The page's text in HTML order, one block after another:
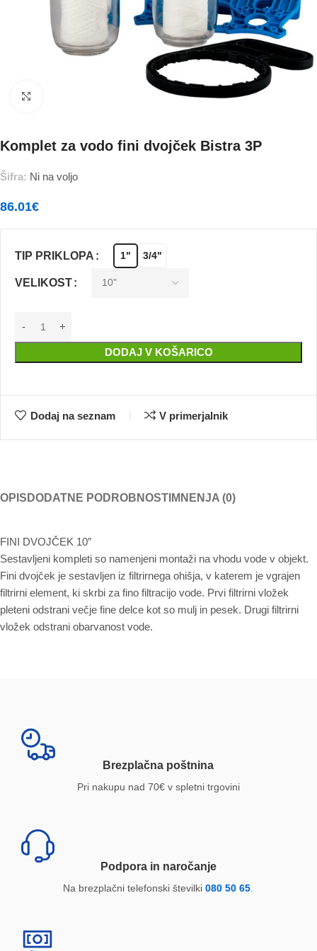
Komplet za vodo fini dvojček Bistra 3P
Šifra: Ni na voljo
86.01€
TIP PRIKLOPA 1" 3/4"
VELIKOST
DODAJ V KOŠARICO
Dodaj na seznam V primerjalnik
OPIS DODATNE PODROBNOSTI MNENJA (0)
FINI DVOJČEK 10″
Sestavljeni kompleti so namenjeni montaži na vhodu vode v objekt.
Fini dvojček je sestavljen iz filtrirnega ohišja, v katerem je vgrajen
filtrirni element, ki skrbi za fino filtracijo vode. Prvi filtrirni vložek
pleteni odstrani večje fine delce kot so mulj in pesek. Drugi filtrirni
vložek odstrani obarvanost vode.
Brezplačna poštnina
Pri nakupu nad 70€ v spletni trgovini
Podpora in naročanje
Na brezplačni telefonski številki080 50 65.